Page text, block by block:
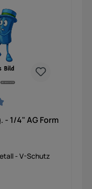
- 1/4" AG Form
- V-Schutz